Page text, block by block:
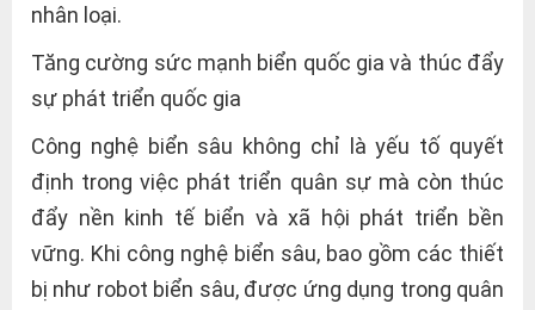
nhân loại.
Tăng cường sức mạnh biển quốc gia và thúc đẩy
sự phát triển quốc gia
Công nghệ biển sâu không chỉ là yếu tố quyết
định trong việc phát triển quân sự mà còn thúc
đẩy nền kinh tế biển và xã hội phát triển bền
vững. Khi công nghệ biển sâu, bao gồm các thiết
bị như robot biển sâu, được ứng dụng trong quân